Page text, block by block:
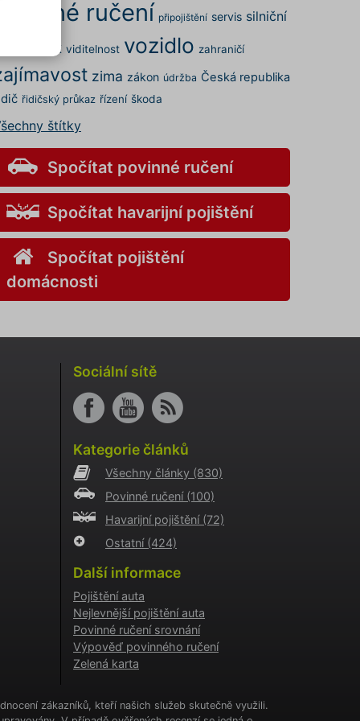
povinné ručení připojištění servis silniční
STK viditelnost vozidlo zahraničí
zima zákon údržba Česká republika
řidičský průkaz řízení škoda
štítky
Spočítat povinné ručení
Spočítat havarijní pojištění
Spočítat pojištění
domácnosti
Sociální sítě
Kategorie článků
Všechny články (830)
Povinné ručení (100)
Havarijní pojištění (72)
Ostatní (424)
Další informace
Pojištění auta
Nejlevnější pojištění auta
Povinné ručení srovnání
Výpověď povinného ručení
Zelená karta
zákazníků, kteří našich služeb skutečně využili.
v